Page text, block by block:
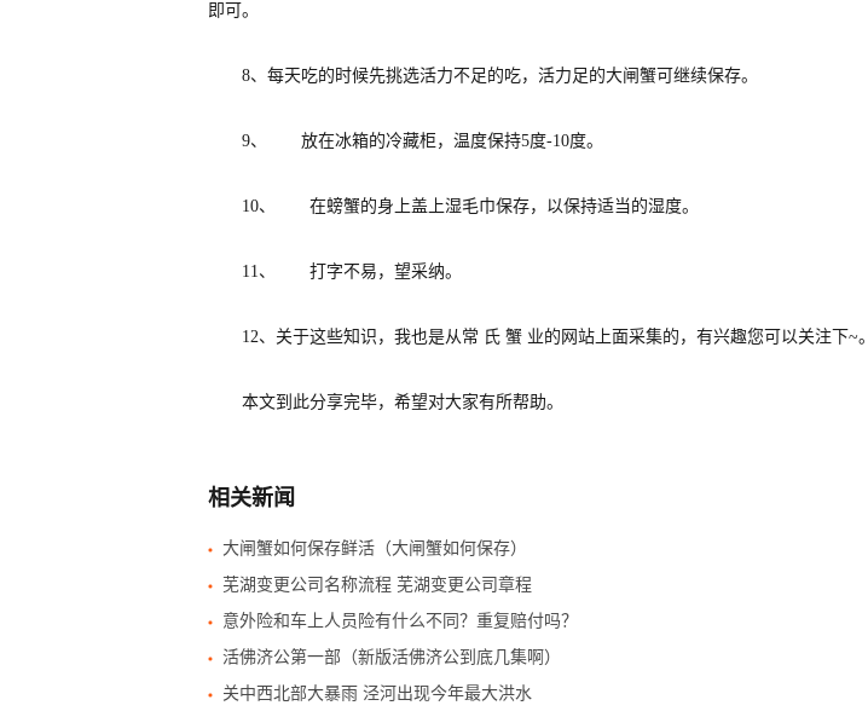
即可。
8、每天吃的时候先挑选活力不足的吃，活力足的大闸蟹可继续保存。
9、 放在冰箱的冷藏柜，温度保持5度-10度。
10、 在螃蟹的身上盖上湿毛巾保存，以保持适当的湿度。
11、 打字不易，望采纳。
12、关于这些知识，我也是从常 氏 蟹 业的网站上面采集的，有兴趣您可以关注下~。
本文到此分享完毕，希望对大家有所帮助。
相关新闻
大闸蟹如何保存鲜活（大闸蟹如何保存）
芜湖变更公司名称流程 芜湖变更公司章程
意外险和车上人员险有什么不同？重复赔付吗？
活佛济公第一部（新版活佛济公到底几集啊）
关中西北部大暴雨 泾河出现今年最大洪水